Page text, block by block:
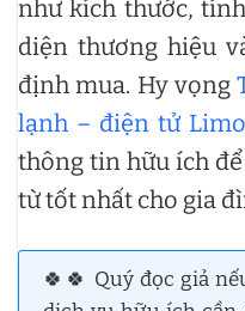
như kích thước,
diện thương hiệu
định mua. Hy vọng
lạnh – điện tử
thông tin hữu ích
từ tốt nhất cho gia
🍀🍀 Quý đọc giả